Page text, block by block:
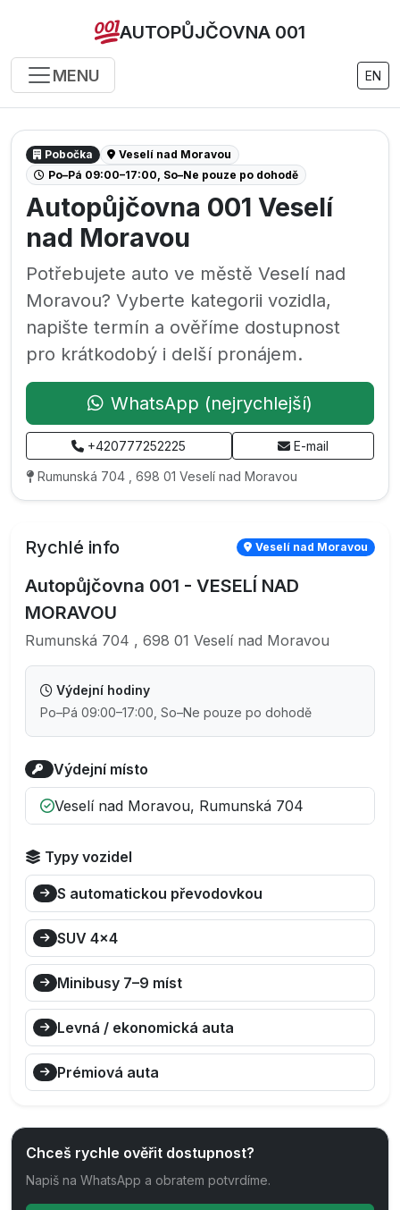
AUTOPŮJČOVNA 001
MENU EN
Pobočka
Veselí nad Moravou
Po–Pá 09:00–17:00, So–Ne pouze po dohodě
Autopůjčovna 001 Veselí
nad Moravou
Potřebujete auto ve městě Veselí nad
Moravou? Vyberte kategorii vozidla,
napište termín a ověříme dostupnost
pro krátkodobý i delší pronájem.
WhatsApp (nejrychlejší)
+420777252225
E-mail
Rumunská 704 , 698 01 Veselí nad Moravou
Rychlé info Veselí nad Moravou
Autopůjčovna 001 - VESELÍ NAD
MORAVOU
Rumunská 704 , 698 01 Veselí nad Moravou
Výdejní hodiny
Po–Pá 09:00–17:00, So–Ne pouze po dohodě
Výdejní místo
Veselí nad Moravou, Rumunská 704
Typy vozidel
S automatickou převodovkou
SUV 4×4
Minibusy 7–9 míst
Levná / ekonomická auta
Prémiová auta
Chceš rychle ověřit dostupnost?
Napiš na WhatsApp a obratem potvrdíme.